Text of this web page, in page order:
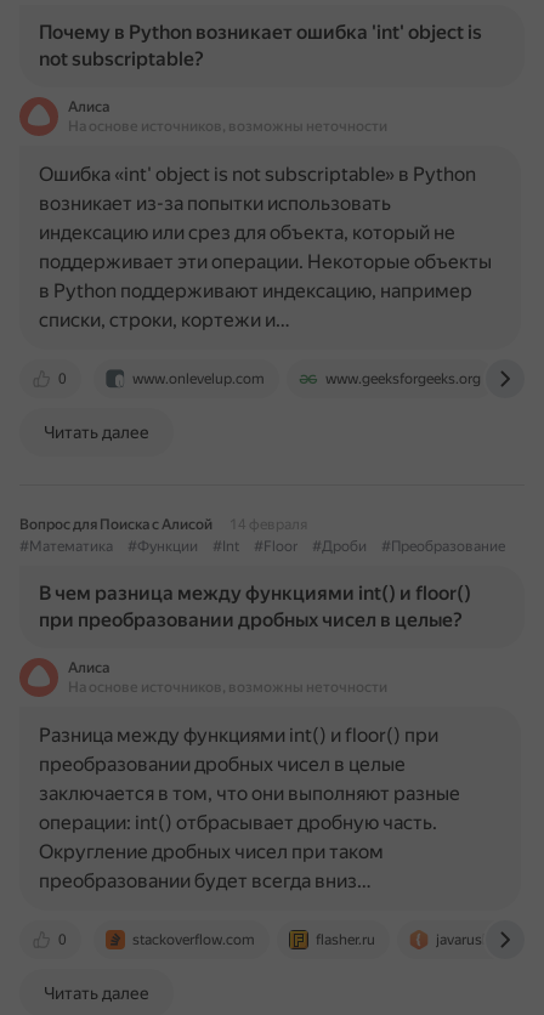
Почему в Python возникает ошибка 'int' object is
not subscriptable?
Алиса
На основе источников, возможны неточности
0 www.onlevelup.com www.geeksforgeeks.org
Ошибка «int' object is not subscriptable» в Python
возникает из-за попытки использовать
индексацию или срез для объекта, который не
поддерживает эти операции. Некоторые объекты
в Python поддерживают индексацию, например
списки, строки, кортежи и…
Читать далее
Вопрос для Поиска с Алисой
14 февраля
#Математика
#Функции #Int #Floor #Дроби #Преобразование
В чем разница между функциями int() и floor()
при преобразовании дробных чисел в целые?
Алиса
На основе источников, возможны неточности
0 stackoverflow.com flasher.ru javarush.com
Разница между функциями int() и floor() при
преобразовании дробных чисел в целые
заключается в том, что они выполняют разные
операции: int() отбрасывает дробную часть.
Округление дробных чисел при таком
преобразовании будет всегда вниз…
Читать далее